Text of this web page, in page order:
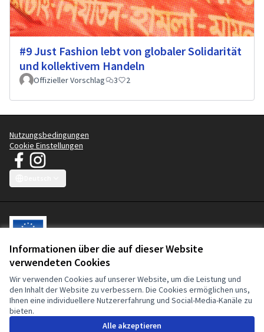
Informationen über die auf dieser Website
verwendeten Cookies
Wir verwenden Cookies auf unserer Website, um die Leistung und
den Inhalt der Website zu verbessern. Die Cookies ermöglichen uns,
Ihnen eine individuellere Nutzererfahrung und Social-Media-Kanäle zu
bieten.
Alle akzeptieren
#9 Just Fashion lebt von globaler Solidarität
und kollektivem Handeln
Offizieller Vorschlag 3 2
Nutzungsbedingungen
Cookie Einstellungen
JT Manifest - Kampagne für saubere Kleidung auf Facebook
(Externer Link)
JT Manifest - Kampagne für saubere Kleidung auf Instagram
(Externer Link)
mitfinanziert. Der Inhalt dieser Website liegt in der alleinigen
Verantwortung der Clean Clothes Campaign und darf in keiner Weise
als Ausdruck der Ansichten der Europäischen Union oder der
Europäischen Kommission angesehen werden.